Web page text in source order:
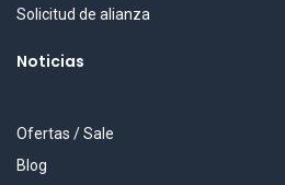
Solicitud de alianza
Noticias
Ofertas / Sale
Blog